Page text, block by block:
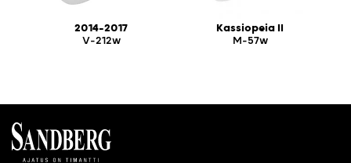
2014-2017
V-212w
Kassiopeia II
M-57w